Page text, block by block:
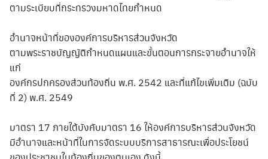
ตามระเบียบที่กระทรวงมหาดไทยกำหนด
อำนาจหน้าที่ขององค์การบริหารส่วนจังหวัด
ตามพระราชบัญญัติกำหนดแผนและขั้นตอนการกระจายอำนาจให้
แก่
องค์กรปกครองส่วนท้องถิ่น พ.ศ. 2542 และที่แก้ไขเพิ่มเติม (ฉบับ
ที่ 2) พ.ศ. 2549
มาตรา 17 ภายใต้บังคับมาตรา 16 ให้องค์การบริหารส่วนจังหวัด
มีอำนาจและหน้าที่ในการจัดระบบบริการสาธารณะเพื่อประโยชน์